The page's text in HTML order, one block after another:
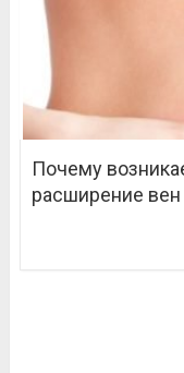
Почему
расширение вен